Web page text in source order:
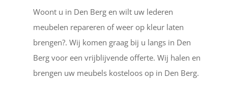
Woont u in Den Berg en wilt uw lederen
meubelen repareren of weer op kleur laten
brengen?. Wij komen graag bij u langs in Den
Berg voor een vrijblijvende offerte. Wij halen en
brengen uw meubels kosteloos op in Den Berg.